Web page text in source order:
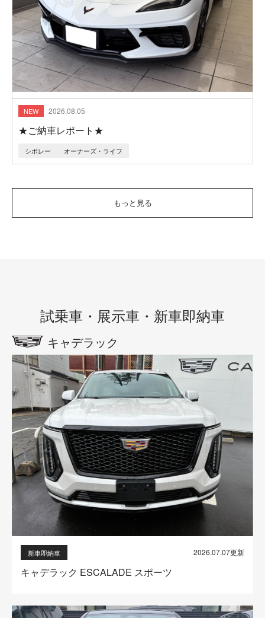
2026.08.05
★ご納車レポート★
シボレー オーナーズ・ライフ
もっと見る
試乗車・展示車・新車即納車
キャデラック
新車即納車 2026.07.07更新
キャデラック ESCALADE スポーツ